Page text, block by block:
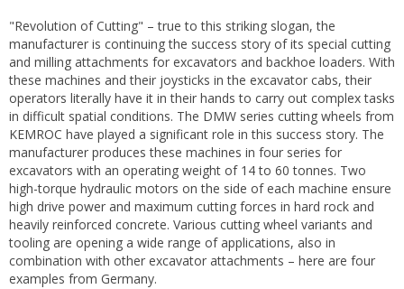
"Revolution of Cutting" – true to this striking slogan, the
manufacturer is continuing the success story of its special cutting
and milling attachments for excavators and backhoe loaders. With
these machines and their joysticks in the excavator cabs, their
operators literally have it in their hands to carry out complex tasks
in difficult spatial conditions. The DMW series cutting wheels from
KEMROC have played a significant role in this success story. The
manufacturer produces these machines in four series for
excavators with an operating weight of 14 to 60 tonnes. Two
high-torque hydraulic motors on the side of each machine ensure
high drive power and maximum cutting forces in hard rock and
heavily reinforced concrete. Various cutting wheel variants and
tooling are opening a wide range of applications, also in
combination with other excavator attachments – here are four
examples from Germany.